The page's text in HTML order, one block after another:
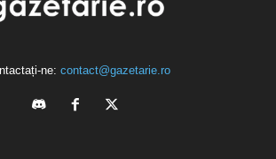
ne: contact@gazetarie.ro